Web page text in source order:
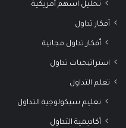
تحليل اسهم أمريكية
أفكار تداول
أفكار تداول مجانية
استراتيجيات تداول
تعلم التداول
تعليم سيكولوجية التداول
أكاديمية التداول